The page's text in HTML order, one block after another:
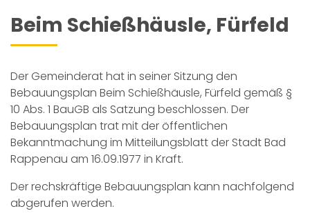
Beim Schießhäusle, Fürfeld
Der Gemeinderat hat in seiner Sitzung den
Bebauungsplan Beim Schießhäusle, Fürfeld gemäß §
10 Abs. 1 BauGB als Satzung beschlossen. Der
Bebauungsplan trat mit der öffentlichen
Bekanntmachung im Mitteilungsblatt der Stadt Bad
Rappenau am 16.09.1977 in Kraft.
Der rechskräftige Bebauungsplan kann nachfolgend
abgerufen werden.